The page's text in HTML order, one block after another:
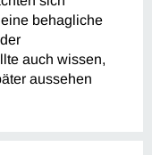
behagliche
auch wissen,
aussehen